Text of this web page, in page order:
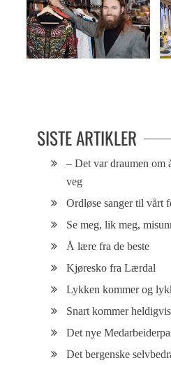
SISTE ARTIKLER
– Det var draumen om
veg
Ordløse sanger til vårt
Se meg, lik meg,
Å lære fra de beste
Kjøresko fra Lærdal
Lykken kommer og
Snart kommer
Det nye
Det bergenske